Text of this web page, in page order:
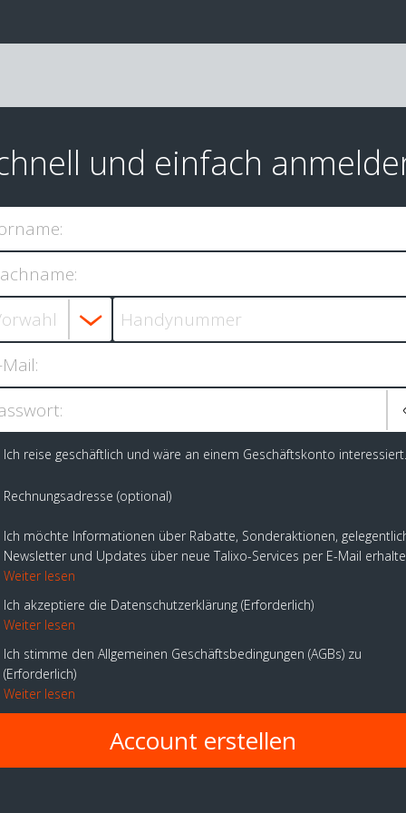
und einfach
Ich reise geschäftlich und wäre an einem Geschäftskonto interessiert.
Rechnungsadresse (optional)
Ich möchte Informationen über Rabatte, Sonderaktionen,
Newsletter und Updates über neue Talixo-Services per E-Mail
Weiter lesen
Ich akzeptiere die Datenschutzerklärung Erforderlich
Weiter lesen
Ich stimme den Allgemeinen Geschäftsbedingungen (AGBs) zu
Erforderlich
Weiter lesen